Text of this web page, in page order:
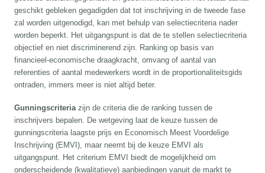
geschikt gebleken gegadigden dat tot inschrijving in de tweede fase
zal worden uitgenodigd, kan met behulp van selectiecriteria nader
worden beperkt. Het uitgangspunt is dat de te stellen selectiecriteria
objectief en niet discriminerend zijn. Ranking op basis van
financieel-economische draagkracht, omvang of aantal van
referenties of aantal medewerkers wordt in de proportionaliteitsgids
ontraden, immers meer is niet altijd beter.
Gunningscriteriazijn de criteria die de ranking tussen de
inschrijvers bepalen. De wetgeving laat de keuze tussen de
gunningscriteria laagste prijs en Economisch Meest Voordelige
Inschrijving (EMVI), maar neemt bij de keuze EMVI als
uitgangspunt. Het criterium EMVI biedt de mogelijkheid om
onderscheidende (kwalitatieve) aanbiedingen vanuit de markt te